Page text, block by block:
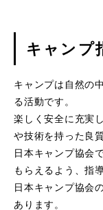
キャンプ
キャンプは自然の
る活動です。
楽しく安全に充実
や技術を持った良
日本キャンプ協会
もらえるよう、指
日本キャンプ協会
あります。